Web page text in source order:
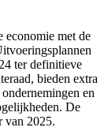
economie met de
ter definitieve
bieden extra
en
De
van 2025.